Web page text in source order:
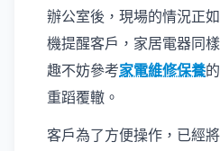
辦公室後，現場的情況正
機提醒客戶，家居電器同
趣不妨參考家電維修保養
重蹈覆轍。
客戶為了方便操作，已經